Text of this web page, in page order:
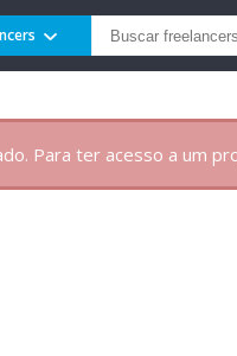
Para ter acesso a um